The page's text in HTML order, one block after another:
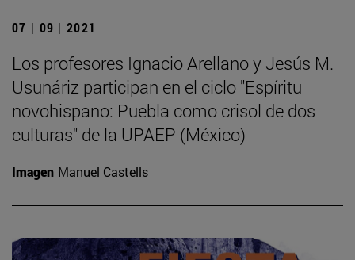
07 | 09 | 2021
Los profesores Ignacio Arellano y Jesús M.
Usunáriz participan en el ciclo "Espíritu
novohispano: Puebla como crisol de dos
culturas" de la UPAEP (México)
Imagen Manuel Castells